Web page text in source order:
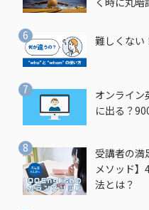
難しくな
オンライン
に出る？
受講者の
メソッド
法とは？